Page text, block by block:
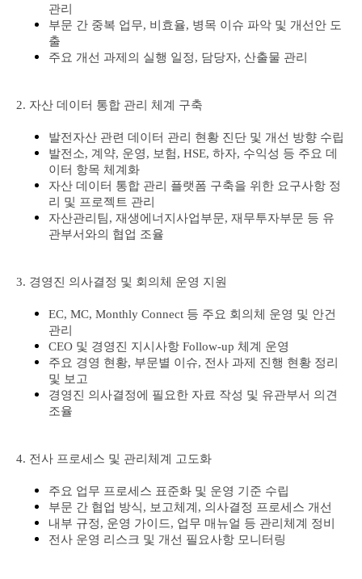
관리
부문 간 중복 업무, 비효율, 병목 이슈 파악 및 개선안 도
출
주요 개선 과제의 실행 일정, 담당자, 산출물 관리
2. 자산 데이터 통합 관리 체계 구축
발전자산 관련 데이터 관리 현황 진단 및 개선 방향 수립
발전소, 계약, 운영, 보험, HSE, 하자, 수익성 등 주요 데
이터 항목 체계화
자산 데이터 통합 관리 플랫폼 구축을 위한 요구사항 정
리 및 프로젝트 관리
자산관리팀, 재생에너지사업부문, 재무투자부문 등 유
관부서와의 협업 조율
3. 경영진 의사결정 및 회의체 운영 지원
EC, MC, Monthly Connect 등 주요 회의체 운영 및 안건
관리
CEO 및 경영진 지시사항 Follow-up 체계 운영
주요 경영 현황, 부문별 이슈, 전사 과제 진행 현황 정리
및 보고
경영진 의사결정에 필요한 자료 작성 및 유관부서 의견
조율
4. 전사 프로세스 및 관리체계 고도화
주요 업무 프로세스 표준화 및 운영 기준 수립
부문 간 협업 방식, 보고체계, 의사결정 프로세스 개선
내부 규정, 운영 가이드, 업무 매뉴얼 등 관리체계 정비
전사 운영 리스크 및 개선 필요사항 모니터링